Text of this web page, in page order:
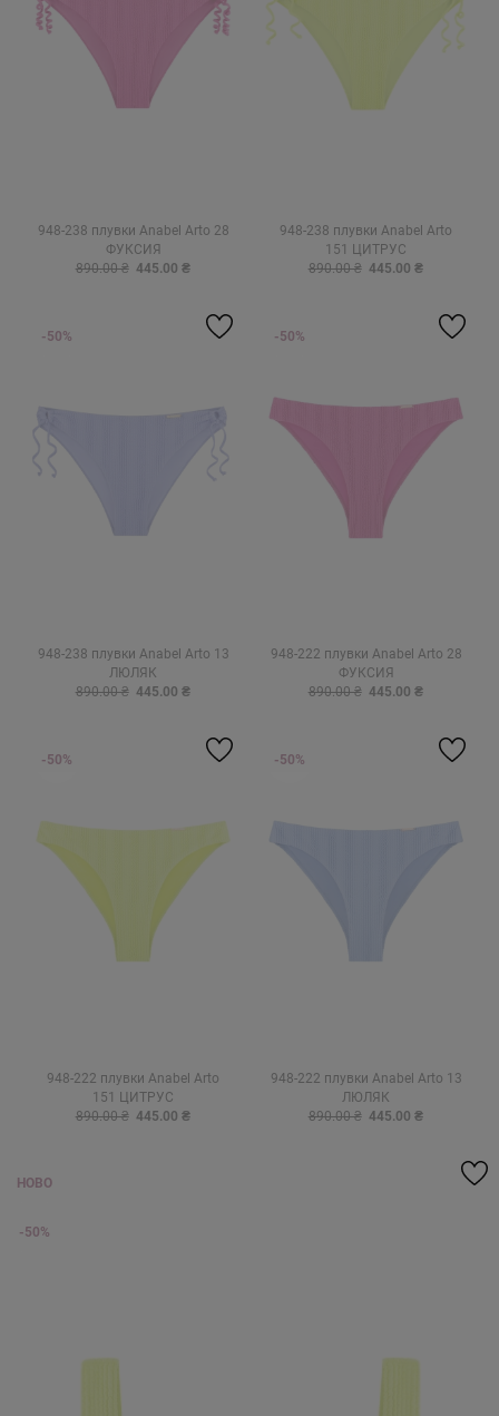
948-238 плувки Anabel Arto 28
ФУКСИЯ
890.00 ₴ 445.00 ₴
948-238 плувки Anabel Arto
151 ЦИТРУС
890.00 ₴ 445.00 ₴
948-238 плувки Anabel Arto 13
ЛЮЛЯК
890.00 ₴ 445.00 ₴
-50%
948-222 плувки Anabel Arto 28
ФУКСИЯ
890.00 ₴ 445.00 ₴
-50%
948-222 плувки Anabel Arto
151 ЦИТРУС
890.00 ₴ 445.00 ₴
-50%
948-222 плувки Anabel Arto 13
ЛЮЛЯК
890.00 ₴ 445.00 ₴
-50%
НОВО
-50%